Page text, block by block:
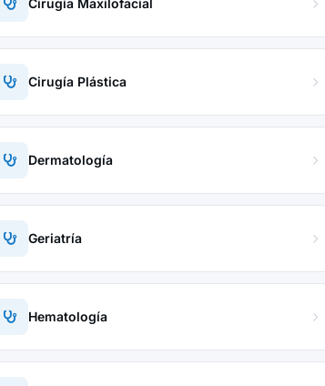
Cirugía Maxilofacial
Cirugía Plástica
Dermatología
Geriatría
Hematología